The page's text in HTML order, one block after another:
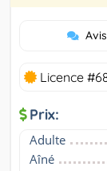
Avis
Licence
Prix:
Adulte
Aîné